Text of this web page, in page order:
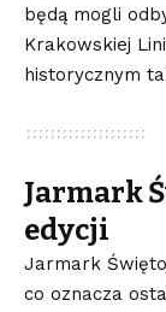
będą mogli
Krakowskiej
historycznym
Jarmark
edycji
Jarmark
co oznacza